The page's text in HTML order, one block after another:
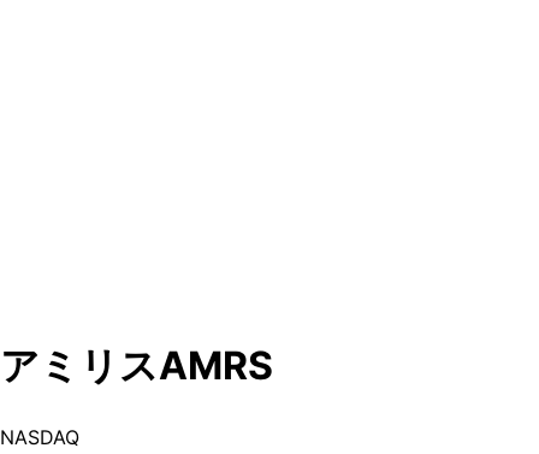
アミリスAMRS
NASDAQ